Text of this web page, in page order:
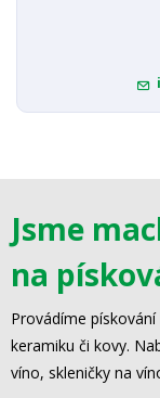
Jsme
na
Provádíme
keramiku či kovy.
víno, skleničky na